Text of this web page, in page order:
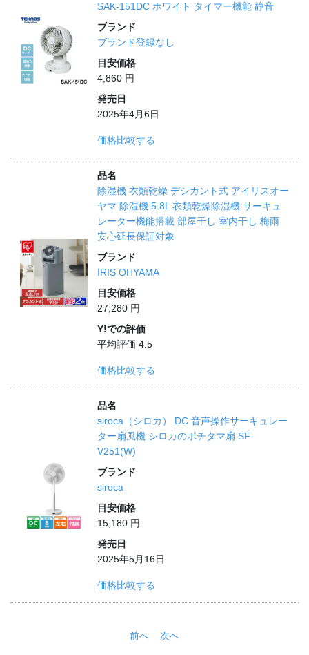
SAK-151DC ホワイト タイマー機能 静音
ブランド
ブランド登録なし
目安価格
4,860 円
発売日
2025年4月6日
価格比較する
品名
除湿機 衣類乾燥 デシカント式 アイリスオー
ヤマ 除湿機 5.8L 衣類乾燥除湿機 サーキュ
レーター機能搭載 部屋干し 室内干し 梅雨
安心延長保証対象
ブランド
IRIS OHYAMA
目安価格
27,280 円
Y!での評価
平均評価 4.5
価格比較する
品名
siroca（シロカ） DC 音声操作サーキュレー
ター扇風機 シロカのポチタマ扇 SF-
V251(W)
ブランド
siroca
目安価格
15,180 円
発売日
2025年5月16日
価格比較する
前へ 次へ